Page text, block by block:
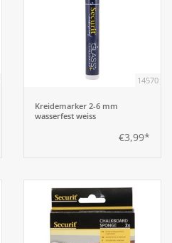
14570
Kreidemarker 2-6 mm
wasserfest weiss
€3,99*